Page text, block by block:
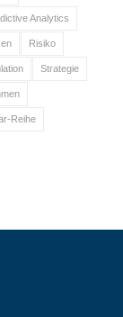
Analytics
Risiko
Strategie
Reihe